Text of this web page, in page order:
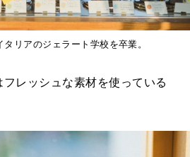
リアのジェラート学校を卒業。
レッシュな素材を使っている